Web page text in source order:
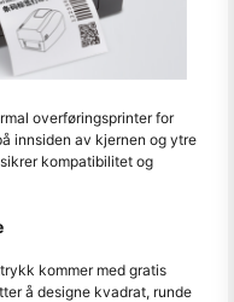
overføringsprinter for
innsiden av kjernen og ytre
kompatibilitet og
kommer med gratis
å designe kvadrat, runde